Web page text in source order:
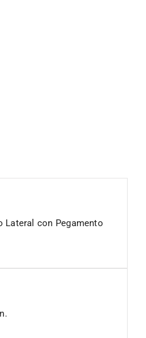
Lateral con Pegamento